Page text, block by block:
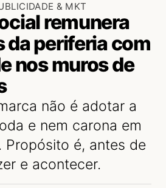
& MKT
remunera
da periferia com
nos muros de
não é adotar a
e nem carona em
Propósito é, antes de
e acontecer.